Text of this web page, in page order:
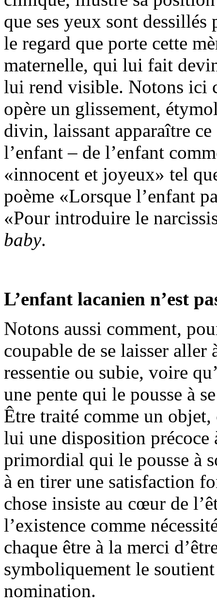
que ses yeux sont
le regard que porte cette
maternelle, qui lui fait
lui rend visible. Notons ici
opère un glissement,
divin, laissant apparaître
l’enfant – de l’enfant
«innocent et joyeux» tel
poème «Lorsque l’enfant
«Pour introduire le
baby.
L’enfant lacanien n’est
Notons aussi comment,
coupable de se laisser aller
ressentie ou subie, voire
une pente qui le pousse à
Être traité comme un
lui une disposition précoce
primordial qui le pousse à
à en tirer une satisfaction
chose insiste au cœur de
l’existence comme
chaque être à la merci
symboliquement le
nomination.